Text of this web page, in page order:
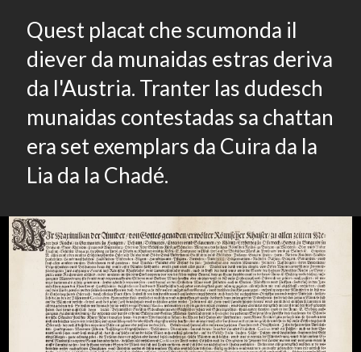
Quest placat che scumonda il
diever da munaidas estras deriva
da l'Austria. Tranter las dudesch
munaidas contestadas sa chattan
era set exemplars da Cuira da la
Lia da la Chadé.